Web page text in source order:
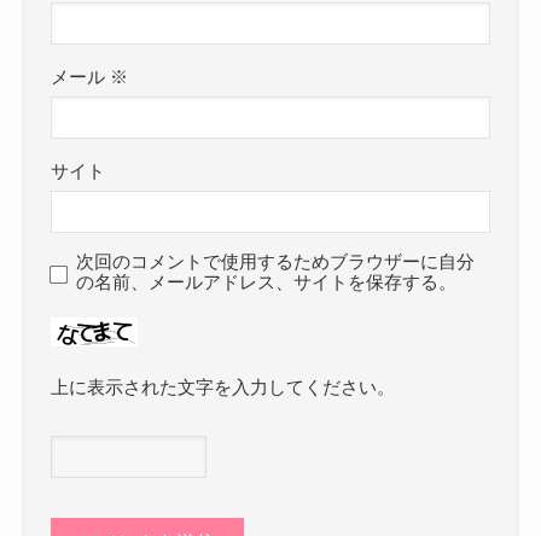
メール ※
サイト
次回のコメントで使用するためブラウザーに自分
の名前、メールアドレス、サイトを保存する。
上に表示された文字を入力してください。